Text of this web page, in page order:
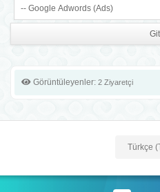
Görüntüleyenler: 2 Ziyaretçi